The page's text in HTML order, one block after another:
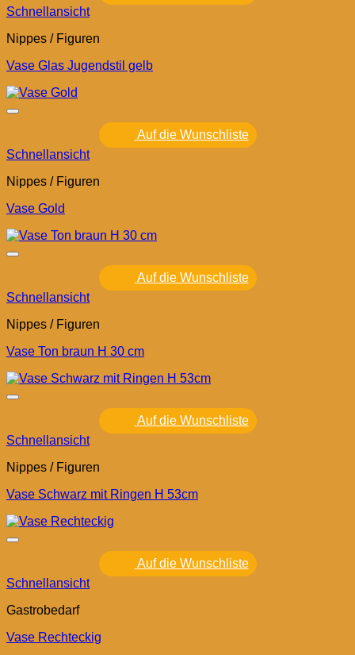
Schnellansicht
Nippes / Figuren
Vase Glas Jugendstil gelb
Auf die Wunschliste
Schnellansicht
Nippes / Figuren
Vase Gold
Auf die Wunschliste
Schnellansicht
Nippes / Figuren
Vase Ton braun H 30 cm
Auf die Wunschliste
Schnellansicht
Nippes / Figuren
Vase Schwarz mit Ringen H 53cm
Auf die Wunschliste
Schnellansicht
Gastrobedarf
Vase Rechteckig